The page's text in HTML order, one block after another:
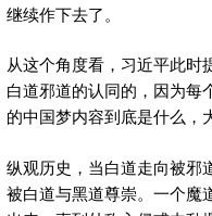
继续作下去了。
从这个角度看，习近平此时
白道邪道的认同的，因为每
的中国梦内容到底是什么，
纵观历史，当白道走向被邪
被白道与黑道尊崇。一个魔